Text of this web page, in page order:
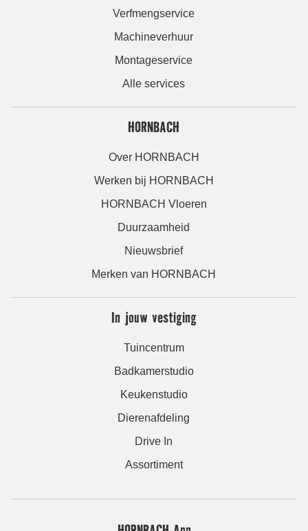
Verfmengservice
Machineverhuur
Montageservice
Alle services
HORNBACH
Over HORNBACH
Werken bij HORNBACH
HORNBACH Vloeren
Duurzaamheid
Nieuwsbrief
Merken van HORNBACH
In jouw vestiging
Tuincentrum
Badkamerstudio
Keukenstudio
Dierenafdeling
Drive In
Assortiment